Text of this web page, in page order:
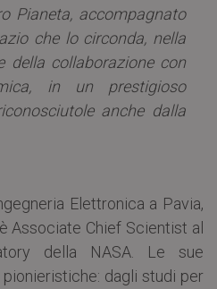
Pianeta, accompagnato
che lo circonda, nella
della collaborazione con
in un prestigioso
anche dalla
Elettronica a Pavia,
Associate Chief Scientist al
della NASA. Le sue
dagli studi per